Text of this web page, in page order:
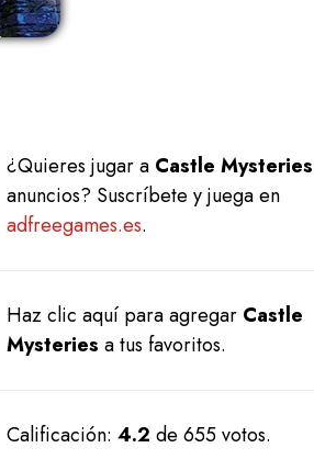
¿Quieres jugar a Castle Mysteries
anuncios? Suscríbete y juega en
adfreegames.es.
Haz clic aquí para agregar Castle
Mysteries a tus favoritos.
Calificación: 4.2 de 655 votos.